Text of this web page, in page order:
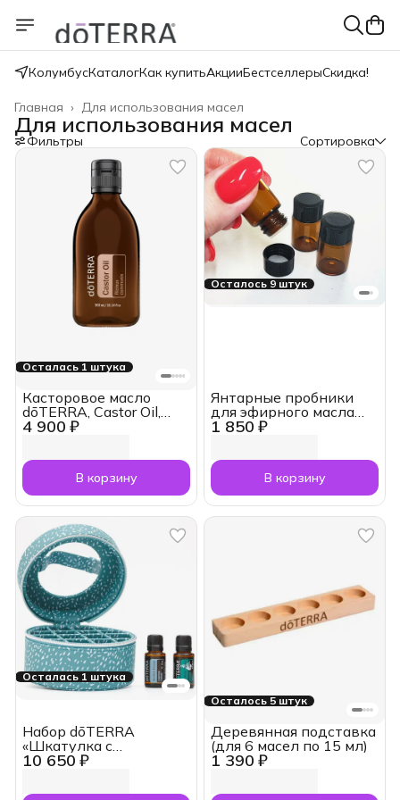
КолумбусКаталогКак купитьАкцииБестселлерыСкидка!
Для использования масел
Главная ›
Для использования масел
Фильтры Сортировка
Осталась 1 штука
4 900 ₽
Касторовое масло
dōTERRA, Castor Oil,
300 мл
В корзину
Осталось 9 штук
1 850 ₽
Янтарные пробники
для эфирного масла
doTERRA, 10 шт., 2 мл
В корзину
Осталась 1 штука
10 650 ₽
Набор dōTERRA
«Шкатулка с
секретами» косметичка
Осталось 5 штук
1 390 ₽
Деревянная подставка
(для 6 масел по 15 мл)